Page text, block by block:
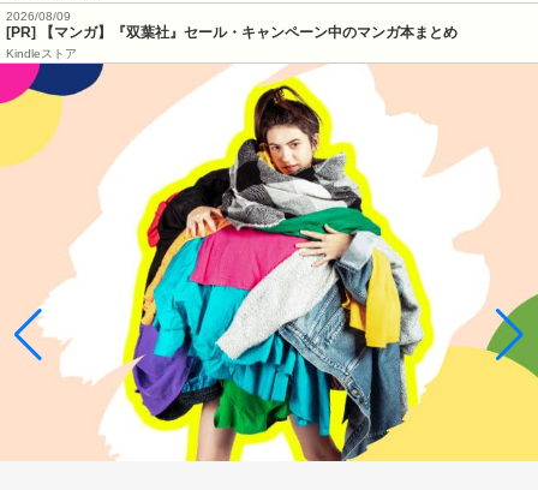
2026/08/09
[PR] 【マンガ】『双葉社』セール・キャンペーン中のマンガ本まとめ
Kindleストア